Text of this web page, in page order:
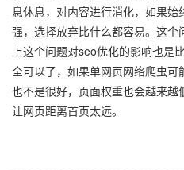
息休息，对内容进行消化，如果
强，选择放弃比什么都容易。这
上这个问题对seo优化的影响也是
全可以了，如果单网页网络爬虫
也不是很好，页面权重也会越来
让网页距离首页太远。